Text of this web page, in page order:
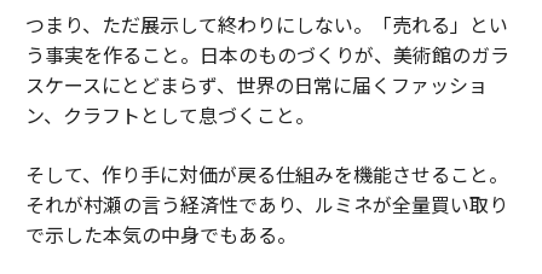
つまり、ただ展示して終わりにしない。「売れる」とい
う事実を作ること。日本のものづくりが、美術館のガラ
スケースにとどまらず、世界の日常に届くファッショ
ン、クラフトとして息づくこと。
そして、作り手に対価が戻る仕組みを機能させること。
それが村瀬の言う経済性であり、ルミネが全量買い取り
で示した本気の中身でもある。